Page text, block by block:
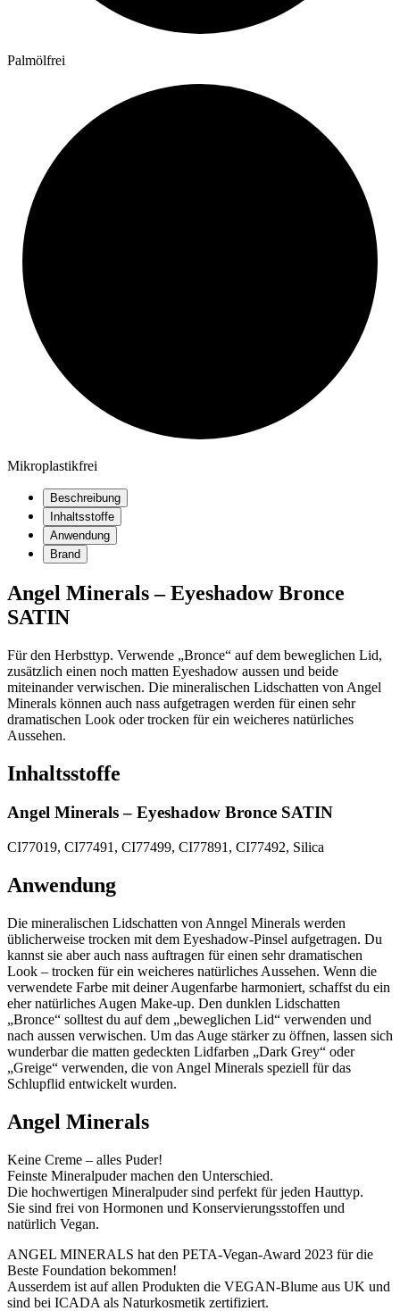
Palmölfrei
Mikroplastikfrei
Beschreibung
Inhaltsstoffe
Anwendung
Brand
Angel Minerals – Eyeshadow Bronce
SATIN
Für den Herbsttyp. Verwende „Bronce“ auf dem beweglichen Lid,
zusätzlich einen noch matten Eyeshadow aussen und beide
miteinander verwischen. Die mineralischen Lidschatten von Angel
Minerals können auch nass aufgetragen werden für einen sehr
dramatischen Look oder trocken für ein weicheres natürliches
Aussehen.
Inhaltsstoffe
Angel Minerals – Eyeshadow Bronce SATIN
CI77019, CI77491, CI77499, CI77891, CI77492, Silica
Anwendung
Die mineralischen Lidschatten von Anngel Minerals werden
üblicherweise trocken mit dem Eyeshadow-Pinsel aufgetragen. Du
kannst sie aber auch nass auftragen für einen sehr dramatischen
Look – trocken für ein weicheres natürliches Aussehen. Wenn die
verwendete Farbe mit deiner Augenfarbe harmoniert, schaffst du ein
eher natürliches Augen Make-up. Den dunklen Lidschatten
„Bronce“ solltest du auf dem „beweglichen Lid“ verwenden und
nach aussen verwischen. Um das Auge stärker zu öffnen, lassen sich
wunderbar die matten gedeckten Lidfarben „Dark Grey“ oder
„Greige“ verwenden, die von Angel Minerals speziell für das
Schlupflid entwickelt wurden.
Angel Minerals
Keine Creme – alles Puder!
Feinste Mineralpuder machen den Unterschied.
Die hochwertigen Mineralpuder sind perfekt für jeden Hauttyp.
Sie sind frei von Hormonen und Konservierungsstoffen und
natürlich Vegan.
ANGEL MINERALS hat den PETA-Vegan-Award 2023 für die
Beste Foundation bekommen!
Ausserdem ist auf allen Produkten die VEGAN-Blume aus UK und
sind bei ICADA als Naturkosmetik zertifiziert.